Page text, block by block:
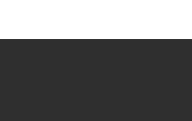
επεξεργασίας. Σχεδιασμένο για